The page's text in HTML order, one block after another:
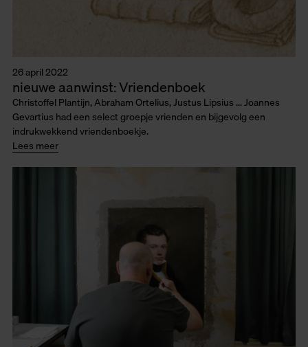
26 april 2022
nieuwe aanwinst: Vriendenboek
Christoffel Plantijn, Abraham Ortelius, Justus Lipsius ... Joannes
Gevartius had een select groepje vrienden en bijgevolg een
indrukwekkend vriendenboekje.
Lees meer